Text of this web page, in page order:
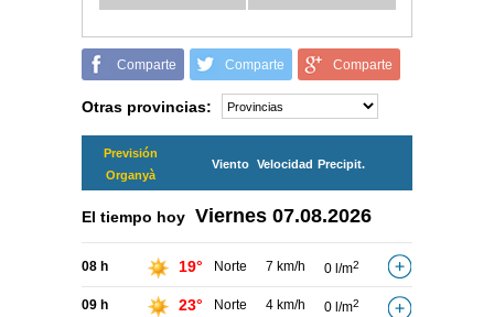
Comparte Comparte Comparte
Otras provincias:
Previsión
Organyà
Viento Velocidad Precipit.
El tiempo hoy Viernes 07.08.2026
08 h 19° Norte 7 km/h 0 l/m2
09 h 23° Norte 4 km/h 0 l/m2